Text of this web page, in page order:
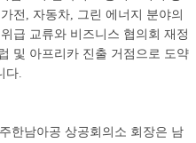
전, 자동차, 그린 에너지 분야의
급 교류와 비즈니스 협의회 재정
및 아프리카 진출 거점으로 도약
다.
한남아공 상공회의소 회장은 남